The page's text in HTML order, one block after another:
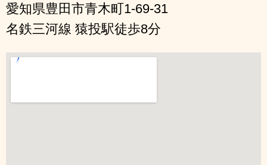
愛知県豊田市青木町1-69-31
名鉄三河線 猿投駅徒歩8分